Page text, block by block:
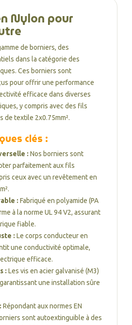
Nylon pour
de borniers, des
dans la catégorie des
Ces borniers sont
pour offrir une performance
efficace dans diverses
y compris avec des fils
de textile 2x0.75mm².
clés :
: Nos borniers sont
parfaitement aux fils
ceux avec un revêtement en
: Fabriqué en polyamide (PA
à la norme UL 94 V2, assurant
fiable.
: Le corps conducteur en
une conductivité optimale,
efficace.
: Les vis en acier galvanisé (M3)
une installation sûre
Répondant aux normes EN
sont autoextinguible à des